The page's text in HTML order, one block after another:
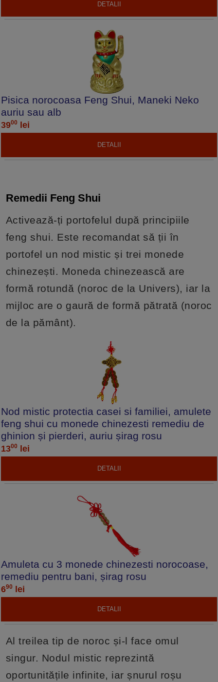
DETALII
Pisica norocoasa Feng Shui, Maneki Neko
auriu sau alb
3900 lei
DETALII
Remedii Feng Shui
Activează-ți portofelul după principiile
feng shui. Este recomandat să ții în
portofel un nod mistic și trei monede
chinezești. Moneda chinezească are
formă rotundă (noroc de la Univers), iar la
mijloc are o gaură de formă pătrată (noroc
de la pământ).
Nod mistic protectia casei si familiei, amulete
feng shui cu monede chinezesti remediu de
ghinion și pierderi, auriu șirag rosu
1300 lei
DETALII
Amuleta cu 3 monede chinezesti norocoase,
remediu pentru bani, șirag rosu
690 lei
DETALII
Al treilea tip de noroc și-l face omul
singur. Nodul mistic reprezintă
oportunitățile infinite, iar șnurul roșu